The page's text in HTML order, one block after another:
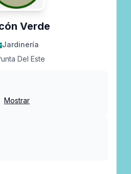
Verde
Jardinería
Del Este
Mostrar